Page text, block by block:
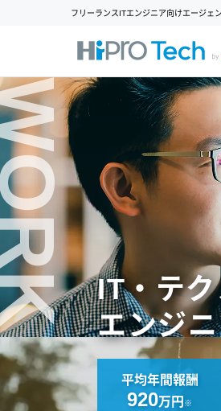
フリーランスITエンジニア向けエージェ
IT・テ
エンジ
平均年間報酬
920万円 ※